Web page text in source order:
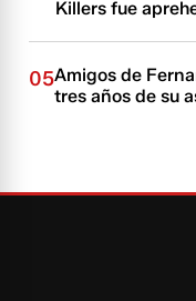
Killers fue
05Amigos de
tres años de su